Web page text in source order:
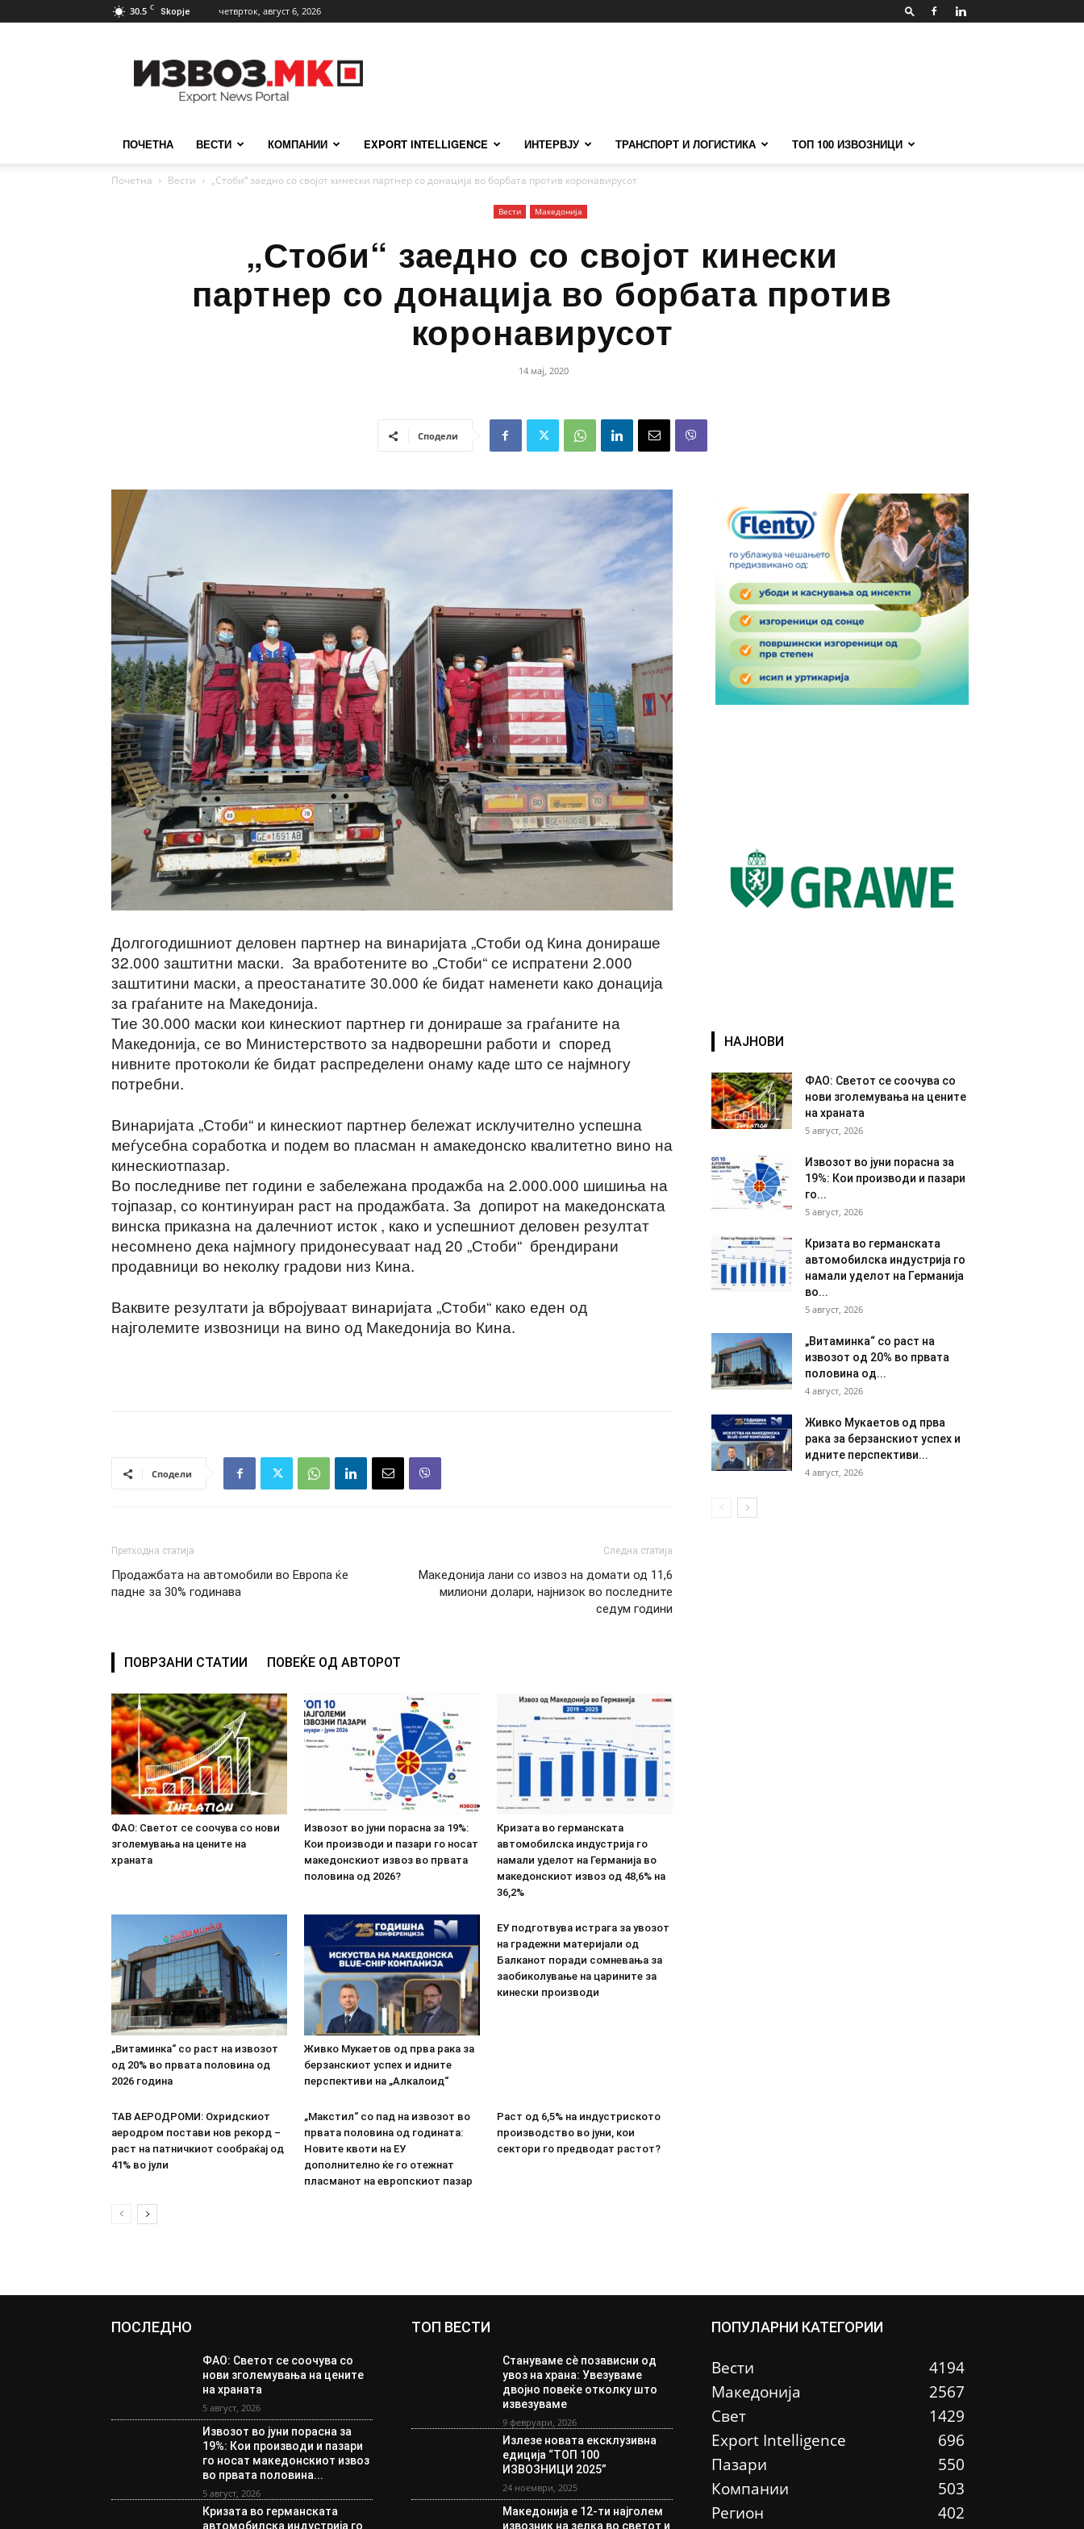
30.5 C Skopje четврток, август 6, 2026
ПОЧЕТНА ВЕСТИ КОМПАНИИ EXPORT INTELLIGENCE ИНТЕРВЈУ ТРАНСПОРТ И ЛОГИСТИКА ТОП 100 ИЗВОЗНИЦИ
Почетна Вести „Стоби“ заедно со својот кинески партнер со донација во борбата против коронавирусот
Вести Македонија
„Стоби“ заедно со својот кинески
партнер со донација во борбата против
коронавирусот
14 мај, 2020
Сподели
Долгогодишниот деловен партнер на винаријата „Стоби од Кина донираше
32.000 заштитни маски. За вработените во „Стоби“ се испратени 2.000
заштитини маски, а преостанатите 30.000 ќе бидат наменети како донација
за граѓаните на Македонија.
Тие 30.000 маски кои кинескиот партнер ги донираше за граѓаните на
Македонија, се во Министерството за надворешни работи и според
нивните протоколи ќе бидат распределени онаму каде што се најмногу
потребни.
Винаријата „Стоби“ и кинескиот партнер бележат исклучително успешна
меѓусебна соработка и подем во пласман н амакедонско квалитетно вино на
кинескиотпазар.
Во последниве пет години е забележана продажба на 2.000.000 шишиња на
тојпазар, со континуиран раст на продажбата. За допирот на македонската
винска приказна на далечниот исток , како и успешниот деловен резултат
несомнено дека најмногу придонесуваат над 20 „Стоби“ брендирани
продавници во неколку градови низ Кина.
Ваквите резултати ја вбројуваат винаријата „Стоби“ како еден од
најголемите извозници на вино од Македонија во Кина.
Сподели
Претходна статија
Продажбата на автомобили во Европа ќе
падне за 30% годинава
Следна статија
Македонија лани со извоз на домати од 11,6
милиони долари, најнизок во последните
седум години
ПОВРЗАНИ СТАТИИ ПОВЕЌЕ ОД АВТОРОТ
ФАО: Светот се соочува со нови
зголемувања на цените на
храната
Извозот во јуни порасна за 19%:
Кои производи и пазари го носат
македонскиот извоз во првата
половина од 2026?
Кризата во германската
автомобилска индустрија го
намали уделот на Германија во
македонскиот извоз од 48,6% на
36,2%
„Витаминка“ со раст на извозот
од 20% во првата половина од
2026 година
Живко Мукаетов од прва рака за
берзанскиот успех и идните
перспективи на „Алкалоид“
ЕУ подготвува истрага за увозот
на градежни материјали од
Балканот поради сомневања за
заобиколување на царините за
кинески производи
ТАВ АЕРОДРОМИ: Охридскиот
аеродром постави нов рекорд –
раст на патничкиот сообраќај од
41% во јули
„Макстил“ со пад на извозот во
првата половина од годината:
Новите квоти на ЕУ
дополнително ќе го отежнат
пласманот на европскиот пазар
Раст од 6,5% на индустриското
производство во јуни, кои
сектори го предводат растот?
НАЈНОВИ
ФАО: Светот се соочува со
нови зголемувања на цените
на храната
5 август, 2026
Извозот во јуни порасна за
19%: Кои производи и пазари
го...
5 август, 2026
Кризата во германската
автомобилска индустрија го
намали уделот на Германија
во...
5 август, 2026
„Витаминка“ со раст на
извозот од 20% во првата
половина од...
4 август, 2026
Живко Мукаетов од прва
рака за берзанскиот успех и
идните перспективи...
4 август, 2026
ПОСЛЕДНО
ФАО: Светот се соочува со
нови зголемувања на цените
на храната
5 август, 2026
Извозот во јуни порасна за
19%: Кои производи и пазари
го носат македонскиот извоз
во првата половина...
5 август, 2026
Кризата во германската
автомобилска индустрија го
ТОП ВЕСТИ
Стануваме сè позависни од
увоз на храна: Увезуваме
двојно повеќе отколку што
извезуваме
9 февруари, 2026
Излезе новата ексклузивна
едиција “ТОП 100
ИЗВОЗНИЦИ 2025”
24 ноември, 2025
Македонија е 12-ти најголем
извозник на зелка во светот и
ПОПУЛАРНИ КАТЕГОРИИ
Вести
4194
Македонија
2567
Свет
1429
Еxport Intelligence
696
Пазари
550
Компании
503
Регион
402